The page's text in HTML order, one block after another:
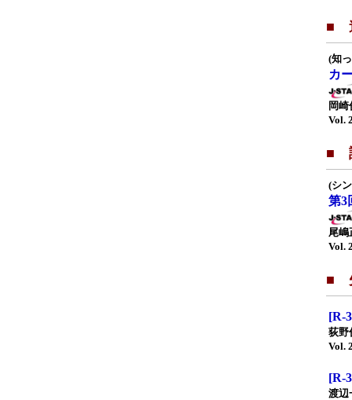
■
(知
カ
岡崎
Vol.
■
(シ
第3
尾嶋
Vol.
■
[R-
荻野
Vol.
[R-
渡辺